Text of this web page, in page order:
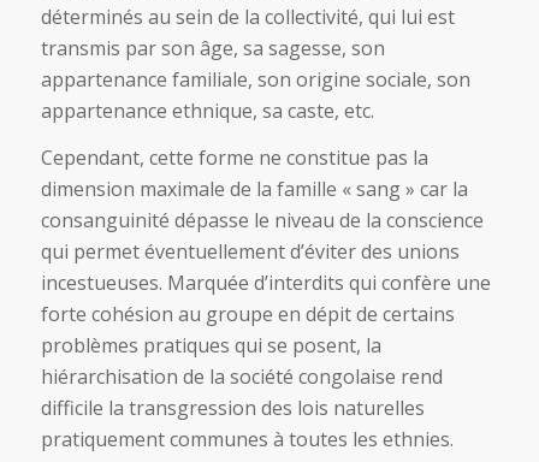
déterminés au sein de la collectivité, qui lui est
transmis par son âge, sa sagesse, son
appartenance familiale, son origine sociale, son
appartenance ethnique, sa caste, etc.
Cependant, cette forme ne constitue pas la
dimension maximale de la famille « sang » car la
consanguinité dépasse le niveau de la conscience
qui permet éventuellement d’éviter des unions
incestueuses. Marquée d’interdits qui confère une
forte cohésion au groupe en dépit de certains
problèmes pratiques qui se posent, la
hiérarchisation de la société congolaise rend
difficile la transgression des lois naturelles
pratiquement communes à toutes les ethnies.